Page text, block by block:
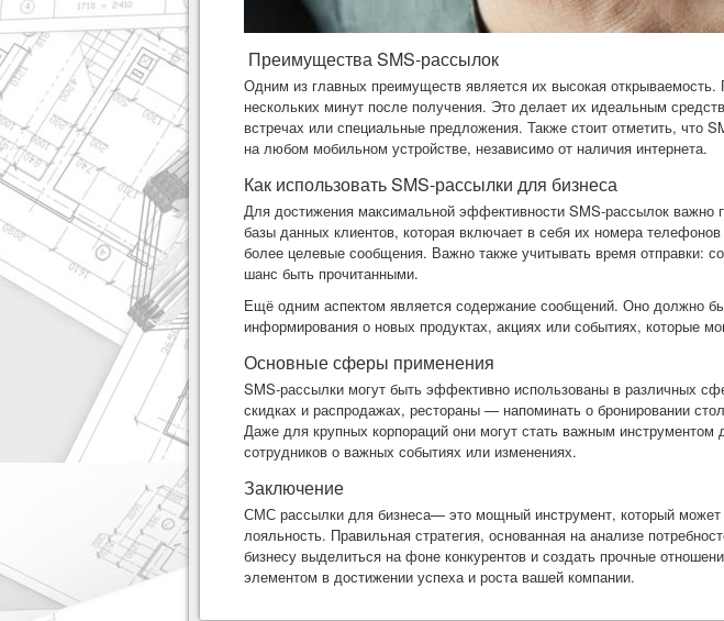
Преимущества SMS-рассылок
Одним из главных преимуществ является их высокая
нескольких минут после получения. Это делает их идеальным
встречах или специальные предложения. Также стоит отметить, что
на любом мобильном устройстве, независимо от наличия интернета.
Как использовать SMS-рассылки для бизнеса
Для достижения максимальной эффективности SMS-рассылок важно
базы данных клиентов, которая включает в себя их номера
более целевые сообщения. Важно также учитывать время отправки:
шанс быть прочитанными.
Ещё одним аспектом является содержание сообщений. Оно должно
информирования о новых продуктах, акциях или событиях, которые
Основные сферы применения
SMS-рассылки могут быть эффективно использованы в различных
скидках и распродажах, рестораны — напоминать о бронировании
Даже для крупных корпораций они могут стать важным
сотрудников о важных событиях или изменениях.
Заключение
СМС рассылки для бизнеса— это мощный инструмент, который
лояльность. Правильная стратегия, основанная на анализе
бизнесу выделиться на фоне конкурентов и создать прочные
элементом в достижении успеха и роста вашей компании.